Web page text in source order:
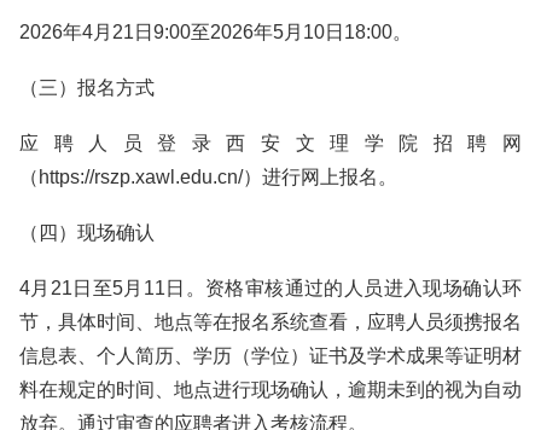
2026年4月21日9:00至2026年5月10日18:00。
（三）报名方式
应聘人员登录西安文理学院招聘网
（https://rszp.xawl.edu.cn/）进行网上报名。
（四）现场确认
4月21日至5月11日。资格审核通过的人员进入现场确认环
节，具体时间、地点等在报名系统查看，应聘人员须携报名
信息表、个人简历、学历（学位）证书及学术成果等证明材
料在规定的时间、地点进行现场确认，逾期未到的视为自动
放弃。通过审查的应聘者进入考核流程。